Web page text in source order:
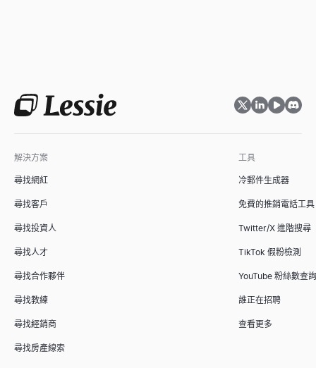
解決方案
尋找網紅
尋找客戶
尋找投資人
尋找人才
尋找合作夥伴
尋找教練
尋找經銷商
尋找房產線索
工具
冷郵件生成器
免費的推銷電話工具
Twitter/X 進階搜尋
TikTok 假粉檢測
YouTube 粉絲數查詢
誰正在招聘
查看更多